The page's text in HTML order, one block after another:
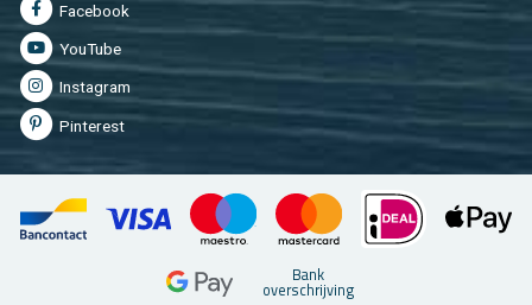
Fa­cebook
You­Tu­be
In­st­agram
Pin­te­rest
Bank
over­schrij­ving